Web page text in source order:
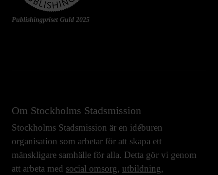
Publishingpriset Guld 2025
Om Stockholms Stadsmission
Stockholms Stadsmission är en idéburen
organisation som arbetar för att skapa ett
mänskligare samhälle för alla. Detta gör vi genom
att arbeta med social omsorg, utbildning,